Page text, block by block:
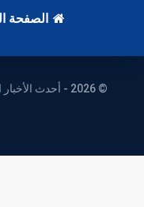
الصفحة
© 2026 - أحدث